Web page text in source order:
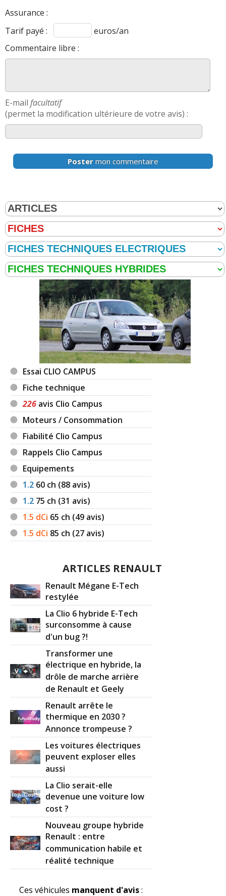
Assurance :
Tarif payé :
euros/an
Commentaire libre :
E-mail facultatif
(permet la modification ultérieure de votre avis) :
Poster mon commentaire
Essai CLIO CAMPUS
Fiche technique
226 avis Clio Campus
Moteurs / Consommation
Fiabilité Clio Campus
Rappels Clio Campus
Equipements
1.2 60 ch (88 avis)
1.2 75 ch (31 avis)
1.5 dCi 65 ch (49 avis)
1.5 dCi 85 ch (27 avis)
ARTICLES RENAULT
Renault Mégane E-Tech
restylée
La Clio 6 hybride E-Tech
surconsomme à cause
d'un bug ?!
Transformer une
électrique en hybride, la
drôle de marche arrière
de Renault et Geely
Renault arrête le
thermique en 2030 ?
Annonce trompeuse ?
Les voitures électriques
peuvent exploser elles
aussi
La Clio serait-elle
devenue une voiture low
cost ?
Nouveau groupe hybride
Renault : entre
communication habile et
réalité technique
Ces véhicules manquent d'avis: